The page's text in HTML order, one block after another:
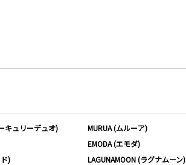
キュリーデュオ)
MURUA (ムルーア)
EMODA (エモダ)
)
LAGUNAMOON (ラグナムーン)